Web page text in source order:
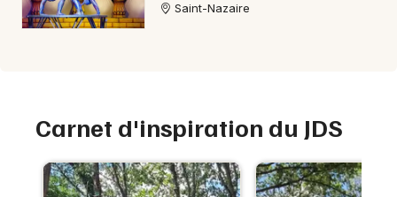
Saint-Nazaire
Carnet d'inspiration du JDS